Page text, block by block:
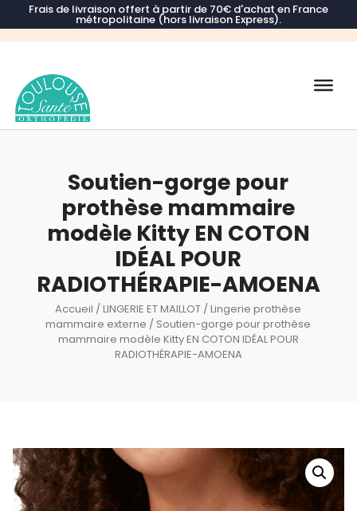
Frais de livraison offert à partir de 70€ d'achat en France
métropolitaine (hors livraison Express).
Recherche
Soutien-gorge pour
prothèse mammaire
modèle Kitty EN COTON
IDÉAL POUR
RADIOTHÉRAPIE-AMOENA
Accueil /LINGERIE ET MAILLOT /Lingerie prothèse
mammaire externe / Soutien-gorge pour prothèse
mammaire modèle Kitty EN COTON IDÉAL POUR
RADIOTHÉRAPIE-AMOENA